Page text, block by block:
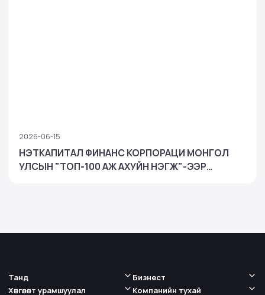
2026-06-15
НЭТКАПИТАЛ ФИНАНС КОРПОРАЦИ МОНГОЛ
УЛСЫН "ТОП-100 АЖ АХУЙН НЭГЖ"-ЭЭР
Танд
Хөнгөлөлт урамшуулал
Бизнест
Компанийн тухай